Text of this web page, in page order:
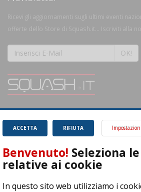
Ricevi gli aggiornamenti sugli ultimi eventi
offerte dello Store di Squash.it... Iscriviti alla
OK!
magnifico sport.
Leggi
RIFIUTA
ACCETTA Impostazioni
Benvenuto! Seleziona
relative ai cookie
In questo sito web utilizziamo i
ASD Let's Sport - Via T. Olivelli 3, 25014